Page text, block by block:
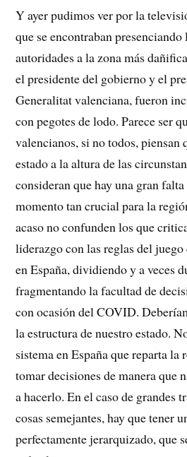
Y ayer pudimos ver por la
que se encontraban
autoridades a la zona más
el presidente del gobierno y el
Generalitat valenciana, fueron
con pegotes de lodo. Parece ser
valencianos, si no todos, piensan
estado a la altura de las
consideran que hay una gran
momento tan crucial para la
acaso no confunden los que
liderazgo con las reglas del juego
en España, dividiendo y a veces
fragmentando la facultad de
con ocasión del COVID.
la estructura de nuestro estado.
sistema en España que reparta la
tomar decisiones de manera que
a hacerlo. En el caso de grandes
cosas semejantes, hay que tener
perfectamente jerarquizado, que